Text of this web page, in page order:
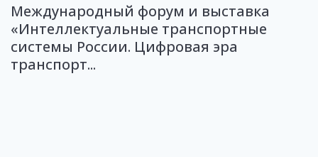
Международный форум и выставка
«Интеллектуальные транспортные
системы России. Цифровая эра
транспорт...